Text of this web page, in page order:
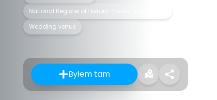
National Register of Historic Places listed place
Wedding venue
Byłem tam